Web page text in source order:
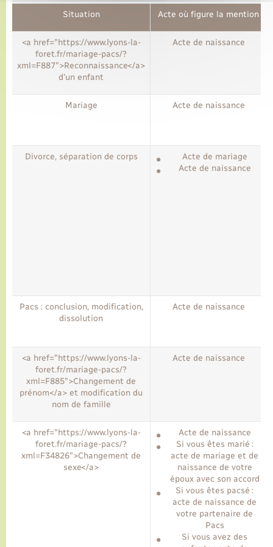
Situation Acte où figure la mention
<a href="https://www.lyons-la-
foret.fr/mariage-pacs/?
xml=F887">Reconnaissance</a>
d'un enfant
Acte de naissance
Mariage Acte de naissance
Divorce, séparation de corps
Acte de mariage
Acte de naissance
Pacs : conclusion, modification,
dissolution
Acte de naissance
<a href="https://www.lyons-la-
foret.fr/mariage-pacs/?
xml=F885">Changement de
prénom</a> et modification du
nom de famille
Acte de naissance
<a href="https://www.lyons-la-
foret.fr/mariage-pacs/?
xml=F34826">Changement de
sexe</a>
Acte de naissance
Si vous êtes marié :
acte de mariage et de
naissance de votre
époux avec son accord
Si vous êtes pacsé :
acte de naissance de
votre partenaire de
Pacs
Si vous avez des